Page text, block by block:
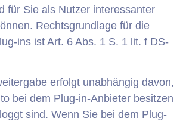
für Sie als Nutzer interessanter
Rechtsgrundlage für die
ins ist Art. 6 Abs. 1 S. 1 lit. f DS-
erfolgt unabhängig davon,
bei dem Plug-in-Anbieter besitzen
sind. Wenn Sie bei dem Plug-